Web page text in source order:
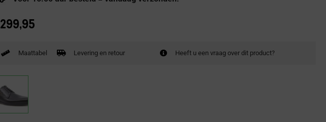
299,95
Maattabel Levering en retour Heeft u een vraag over dit product?